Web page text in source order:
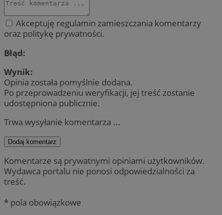
Akceptuję regulamin zamieszczania komentarzy
oraz politykę prywatności.
Błąd:
Wynik:
Opinia została pomyślnie dodana.
Po przeprowadzeniu weryfikacji, jej treść zostanie
udostępniona publicznie.
Trwa wysyłanie komentarza ...
Dodaj komentarz
Komentarze są prywatnymi opiniami użytkowników.
Wydawca portalu nie ponosi odpowiedzialności za
treść.
* pola obowiązkowe